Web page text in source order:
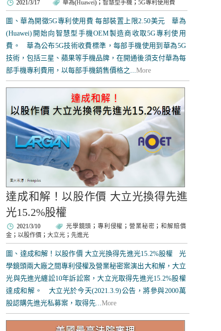
2021/3/17 華為(Huawei)；智慧型手機 ；5G專利使用費
圖、華為開徵5G專利使用費 每部裝置上限2.50美元 華為
(Huawei)開始向智慧型手機OEM製造商收取5G專利使用
費。 華為公布5G技術收費標準，每部手機使用到華為5G
技術，包括三星、蘋果等手機品牌，在開通後須支付華為每
部手機專利費用，以每部手機銷售價格之...More
達成和解！以股作價 大立光換得先進
光15.2%股權
2021/3/10 光學鏡頭 ； 專利侵權 ； 營業秘密 ； 和解賠償
金 ；以股作價 ；大立光 ；先進光
圖、達成和解！以股作價 大立光換得先進光15.2%股權 光
學鏡頭兩大廠之間專利侵權及營業秘密案演出大和解，大立
光與先進光纏訟10年訴訟案，大立光取得先進光15.2%股權
達成和解。 大立光於今天(2021.3.9)公告，將參與2000萬
股認購先進光私募案，取得先...More